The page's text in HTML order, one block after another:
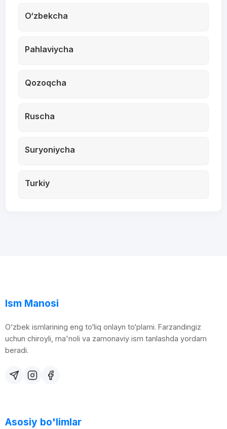
O‘zbekcha
Pahlaviycha
Qozoqcha
Ruscha
Suryoniycha
Turkiy
Ism Manosi
O‘zbek ismlarining eng to‘liq onlayn to‘plami. Farzandingiz
uchun chiroyli, ma'noli va zamonaviy ism tanlashda yordam
beradi.
Asosiy bo'limlar